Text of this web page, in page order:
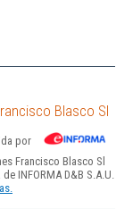
Blasco Sl
por
Francisco Blasco Sl
INFORMA D&B S.A.U.